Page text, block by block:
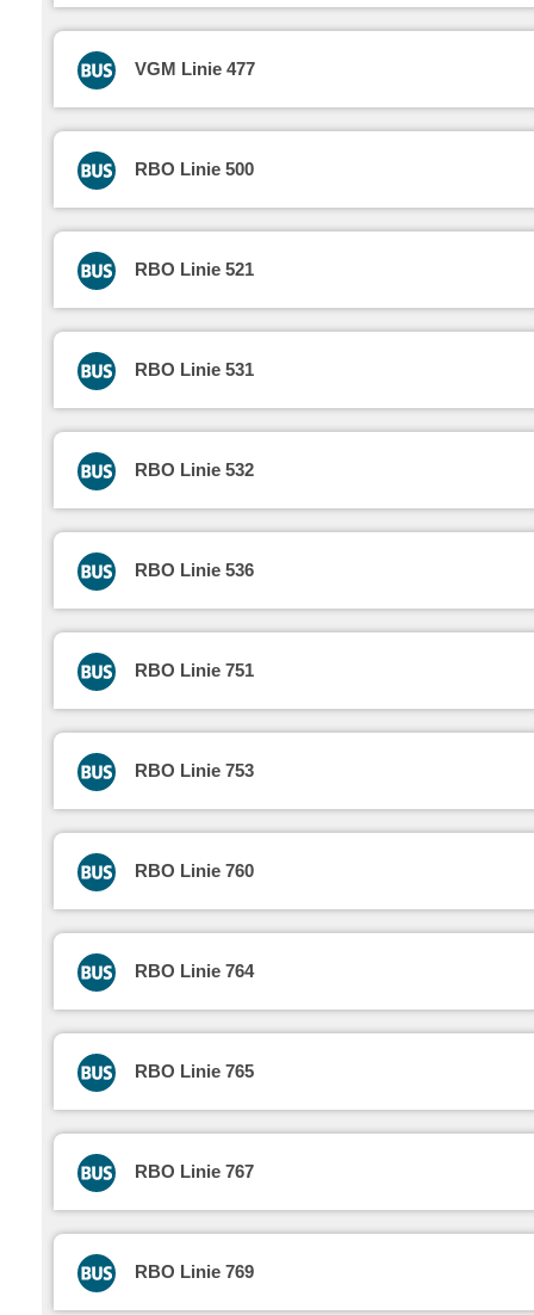
VGM Linie 477
RBO Linie 500
RBO Linie 521
RBO Linie 531
RBO Linie 532
RBO Linie 536
RBO Linie 751
RBO Linie 753
RBO Linie 760
RBO Linie 764
RBO Linie 765
RBO Linie 767
RBO Linie 769